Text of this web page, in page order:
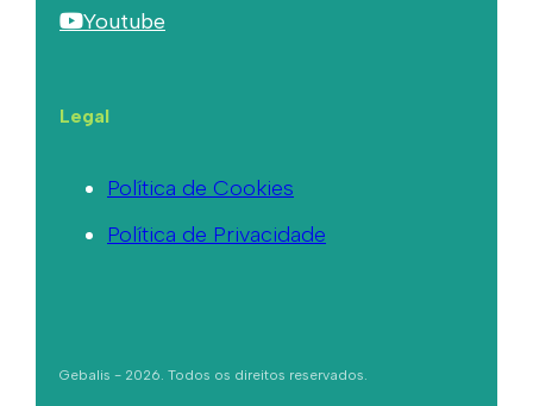
Youtube
Legal
Política de Cookies
Política de Privacidade
Gebalis - 2026. Todos os direitos reservados.